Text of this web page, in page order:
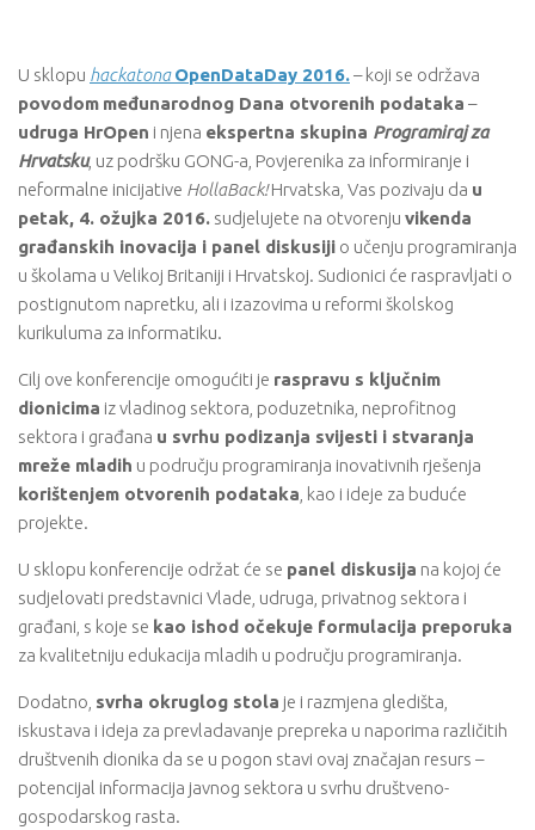
U sklopu hackatona OpenDataDay 2016.– koji se održava
povodom međunarodnog Dana otvorenih podataka –
udruga HrOpen i njena ekspertna skupina Programiraj za
Hrvatsku, uz podršku GONG-a, Povjerenika za informiranje i
neformalne inicijative HollaBack!Hrvatska, Vas pozivaju da u
petak, 4. ožujka 2016. sudjelujete na otvorenju vikenda
građanskih inovacija i panel diskusiji o učenju programiranja
u školama u Velikoj Britaniji i Hrvatskoj. Sudionici će raspravljati o
postignutom napretku, ali i izazovima u reformi školskog
kurikuluma za informatiku.
Cilj ove konferencije omogućiti je raspravu s ključnim
dionicima iz vladinog sektora, poduzetnika, neprofitnog
sektora i građana u svrhu podizanja svijesti i stvaranja
mreže mladih u području programiranja inovativnih rješenja
korištenjem otvorenih podataka , kao i ideje za buduće
projekte.
U sklopu konferencije održat će se panel diskusija na kojoj će
sudjelovati predstavnici Vlade, udruga, privatnog sektora i
građani, s koje se kao ishod očekuje formulacija preporuka
za kvalitetniju edukacija mladih u području programiranja.
Dodatno, svrha okruglog stola je i razmjena gledišta,
iskustava i ideja za prevladavanje prepreka u naporima različitih
društvenih dionika da se u pogon stavi ovaj značajan resurs –
potencijal informacija javnog sektora u svrhu društveno-
gospodarskog rasta.